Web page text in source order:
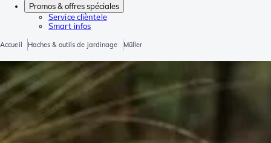
Promos & offres spéciales
Service clièntele
Smart infos
Accueil Haches & outils de jardinage Müller